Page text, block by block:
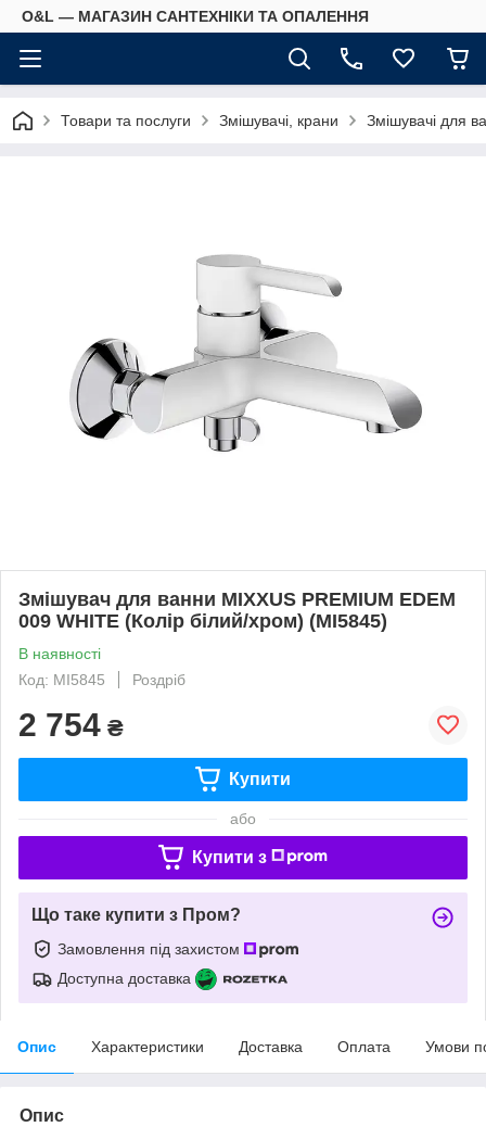
O&L — МАГАЗИН САНТЕХНІКИ ТА ОПАЛЕННЯ
Товари та послуги Змішувачі, крани Змішувачі для
Змішувач для ванни MIXXUS PREMIUM EDEM
009 WHITE (Колір білий/хром) (MI5845)
В наявності
Код: MI5845
Роздріб
2 754 ₴
Купити
або
Купити з
Що таке купити з Пром?
Замовлення під захистом
Доступна доставка
Опис Характеристики Доставка Оплата Умови
Опис